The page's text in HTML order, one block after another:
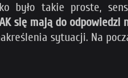
było takie proste,
się mają do odpowiedzi
sytuacji. Na